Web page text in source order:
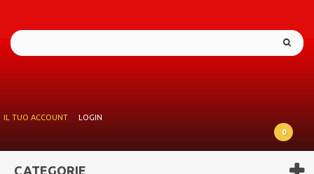
IL TUO ACCOUNT
LOGIN
0
CATEGORIE